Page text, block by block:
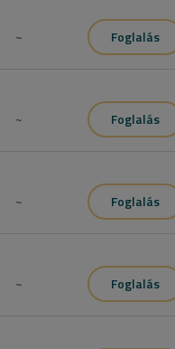
~ Foglalás
~ Foglalás
~ Foglalás
~ Foglalás